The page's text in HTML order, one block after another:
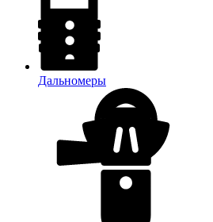
Дальномеры